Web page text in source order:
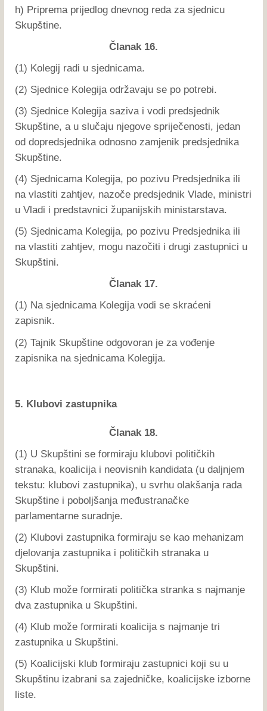
h) Priprema prijedlog dnevnog reda za sjednicu
Skupštine.
Članak 16.
(1) Kolegij radi u sjednicama.
(2) Sjednice Kolegija održavaju se po potrebi.
(3) Sjednice Kolegija saziva i vodi predsjednik
Skupštine, a u slučaju njegove spriječenosti, jedan
od dopredsjednika odnosno zamjenik predsjednika
Skupštine.
(4) Sjednicama Kolegija, po pozivu Predsjednika ili
na vlastiti zahtjev, nazoče predsjednik Vlade, ministri
u Vladi i predstavnici županijskih ministarstava.
(5) Sjednicama Kolegija, po pozivu Predsjednika ili
na vlastiti zahtjev, mogu nazočiti i drugi zastupnici u
Skupštini.
Članak 17.
(1) Na sjednicama Kolegija vodi se skraćeni
zapisnik.
(2) Tajnik Skupštine odgovoran je za vođenje
zapisnika na sjednicama Kolegija.
5. Klubovi zastupnika
Članak 18.
(1) U Skupštini se formiraju klubovi političkih
stranaka, koalicija i neovisnih kandidata (u daljnjem
tekstu: klubovi zastupnika), u svrhu olakšanja rada
Skupštine i poboljšanja međustranačke
parlamentarne suradnje.
(2) Klubovi zastupnika formiraju se kao mehanizam
djelovanja zastupnika i političkih stranaka u
Skupštini.
(3) Klub može formirati politička stranka s najmanje
dva zastupnika u Skupštini.
(4) Klub može formirati koalicija s najmanje tri
zastupnika u Skupštini.
(5) Koalicijski klub formiraju zastupnici koji su u
Skupštinu izabrani sa zajedničke, koalicijske izborne
liste.